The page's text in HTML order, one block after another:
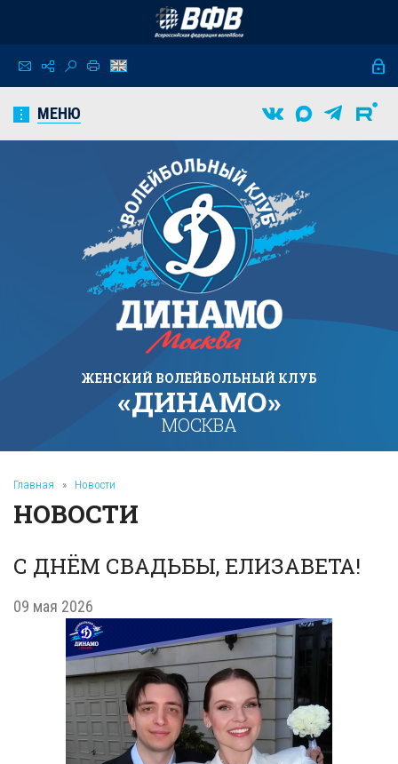
МЕНЮ
ЖЕНСКИЙ ВОЛЕЙБОЛЬНЫЙ КЛУБ
«ДИНАМО»
МОСКВА
Главная » Новости
НОВОСТИ
С ДНЁМ СВАДЬБЫ, ЕЛИЗАВЕТА!
09 мая 2026